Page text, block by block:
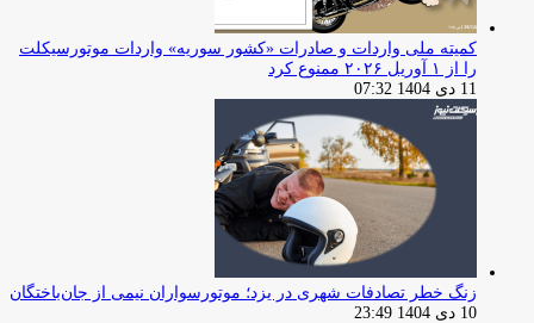
کمیته ملی واردات و صادرات «کشور سوریه» واردات موتورسیکلت
را از ۱ آوریل ۲۰۲۶ ممنوع کرد
11 دی 1404 07:32
زنگ خطر تصادفات شهری در یزد؛ موتورسواران نیمی از جان‌باختگان
10 دی 1404 23:49